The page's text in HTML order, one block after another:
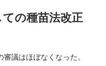
の種苗法改正
議はほぼなくなった。